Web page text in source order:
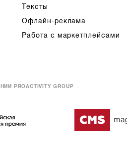
Тексты
Офлайн-реклама
Работа с маркетплейсами
PROACTIVITY GROUP